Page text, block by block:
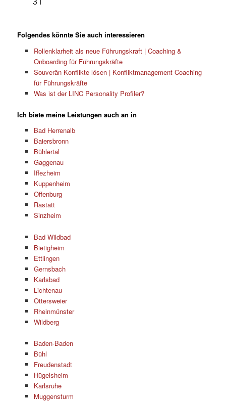
Folgendes könnte Sie auch interessieren
Rollenklarheit als neue Führungskraft | Coaching &
Onboarding für Führungskräfte
Souverän Konflikte lösen | Konfliktmanagement Coaching
für Führungskräfte
Was ist der LINC Personality Profiler?
Ich biete meine Leistungen auch an in
Bad Herrenalb
Baiersbronn
Bühlertal
Gaggenau
Iffezheim
Kuppenheim
Offenburg
Rastatt
Sinzheim
Bad Wildbad
Bietigheim
Ettlingen
Gernsbach
Karlsbad
Lichtenau
Ottersweier
Rheinmünster
Wildberg
Baden-Baden
Bühl
Freudenstadt
Hügelsheim
Karlsruhe
Muggensturm